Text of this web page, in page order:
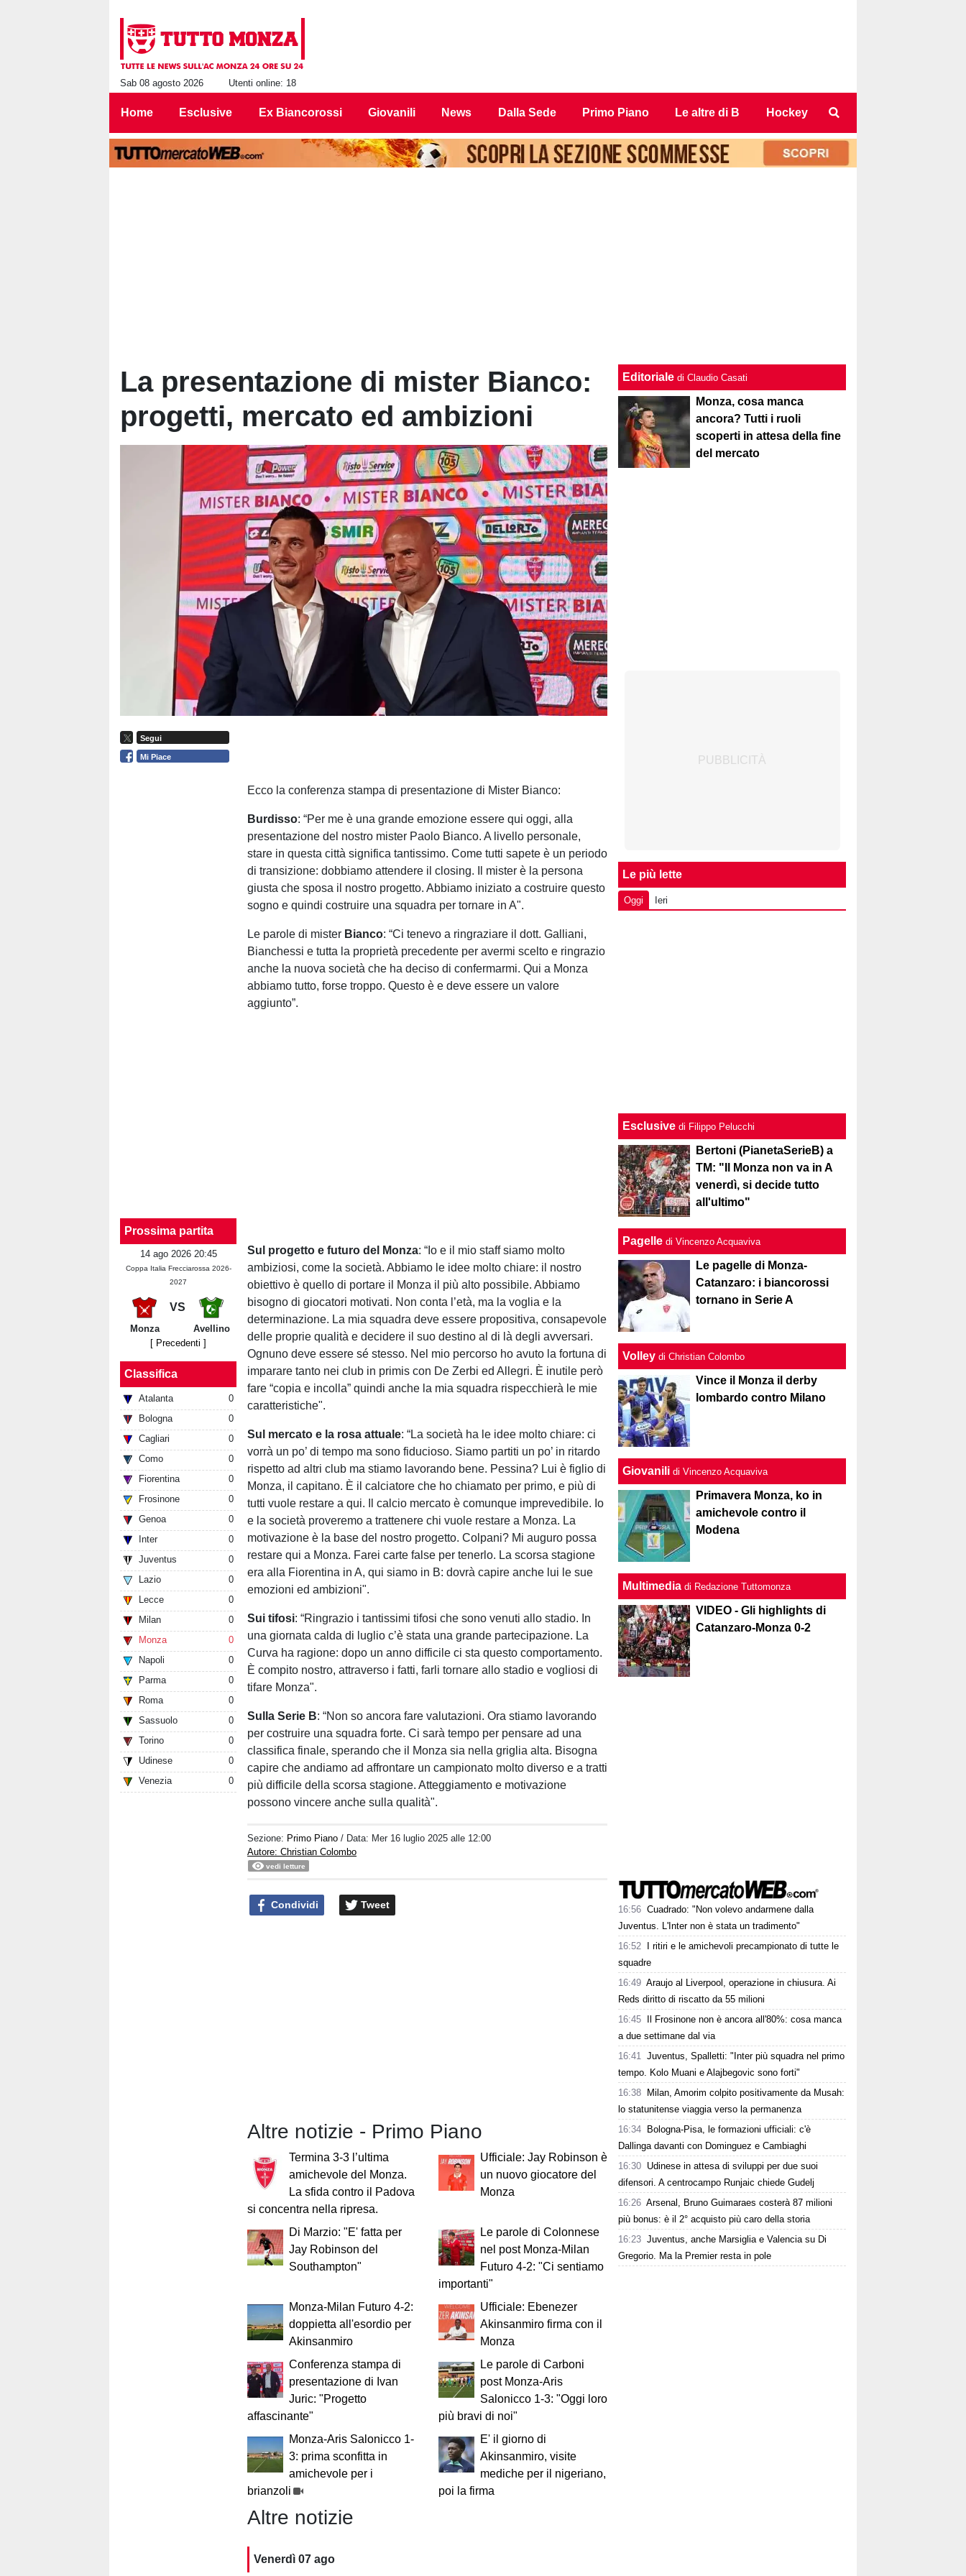
Sab 08 agosto 2026 Utenti online: 18
Home Esclusive Ex Biancorossi Giovanili News Dalla Sede Primo Piano Le altre di B Hockey
La presentazione di mister Bianco:
progetti, mercato ed ambizioni
Segui
Mi Piace
Prossima partita
14 ago 2026 20:45
Coppa Italia Frecciarossa 2026-
2027
VS
Monza
Avellino
[ Precedenti ]
Classifica
Atalanta
0
Bologna
0
Cagliari
0
Como
0
Fiorentina
0
Frosinone
0
Genoa
0
Inter
0
Juventus
0
Lazio
0
Lecce
0
Milan
0
Monza
0
Napoli
0
Parma
0
Roma
0
Sassuolo
0
Torino
0
Udinese
0
Venezia
0
Ecco la conferenza stampa di presentazione di Mister Bianco:
Burdisso: “Per me è una grande emozione essere qui oggi, alla
presentazione del nostro mister Paolo Bianco. A livello personale,
stare in questa città significa tantissimo. Come tutti sapete è un periodo
di transizione: dobbiamo attendere il closing. Il mister è la persona
giusta che sposa il nostro progetto. Abbiamo iniziato a costruire questo
sogno e quindi costruire una squadra per tornare in A".
Le parole di mister Bianco: “Ci tenevo a ringraziare il dott. Galliani,
Bianchessi e tutta la proprietà precedente per avermi scelto e ringrazio
anche la nuova società che ha deciso di confermarmi. Qui a Monza
abbiamo tutto, forse troppo. Questo è e deve essere un valore
aggiunto”.
Sul progetto e futuro del Monza: “Io e il mio staff siamo molto
ambiziosi, come la società. Abbiamo le idee molto chiare: il nostro
obiettivo è quello di portare il Monza il più alto possibile. Abbiamo
bisogno di giocatori motivati. Non conta l’età, ma la voglia e la
determinazione. La mia squadra deve essere propositiva, consapevole
delle proprie qualità e decidere il suo destino al di là degli avversari.
Ognuno deve essere sé stesso. Nel mio percorso ho avuto la fortuna di
imparare tanto nei club in primis con De Zerbi ed Allegri. È inutile però
fare “copia e incolla” quindi anche la mia squadra rispecchierà le mie
caratteristiche".
Sul mercato e la rosa attuale: “La società ha le idee molto chiare: ci
vorrà un po’ di tempo ma sono fiducioso. Siamo partiti un po’ in ritardo
rispetto ad altri club ma stiamo lavorando bene. Pessina? Lui è figlio di
Monza, il capitano. È il calciatore che ho chiamato per primo, e più di
tutti vuole restare a qui. Il calcio mercato è comunque imprevedibile. Io
e la società proveremo a trattenere chi vuole restare a Monza. La
motivazione è la base del nostro progetto. Colpani? Mi auguro possa
restare qui a Monza. Farei carte false per tenerlo. La scorsa stagione
era alla Fiorentina in A, qui siamo in B: dovrà capire anche lui le sue
emozioni ed ambizioni".
Sui tifosi: “Ringrazio i tantissimi tifosi che sono venuti allo stadio. In
una giornata calda di luglio c’è stata una grande partecipazione. La
Curva ha ragione: dopo un anno difficile ci sta questo comportamento.
È compito nostro, attraverso i fatti, farli tornare allo stadio e vogliosi di
tifare Monza".
Sulla Serie B: “Non so ancora fare valutazioni. Ora stiamo lavorando
per costruire una squadra forte. Ci sarà tempo per pensare ad una
classifica finale, sperando che il Monza sia nella griglia alta. Bisogna
capire che andiamo ad affrontare un campionato molto diverso e a tratti
più difficile della scorsa stagione. Atteggiamento e motivazione
possono vincere anche sulla qualità".
Sezione: Primo Piano / Data: Mer 16 luglio 2025 alle 12:00
Autore: Christian Colombo
vedi letture
Condividi Tweet
Altre notizie - Primo Piano
Termina 3-3 l’ultima
amichevole del Monza.
La sfida contro il Padova
si concentra nella ripresa.
Ufficiale: Jay Robinson è
un nuovo giocatore del
Monza
Di Marzio: "E' fatta per
Jay Robinson del
Southampton"
Le parole di Colonnese
nel post Monza-Milan
Futuro 4-2: "Ci sentiamo
importanti"
Monza-Milan Futuro 4-2:
doppietta all'esordio per
Akinsanmiro
Ufficiale: Ebenezer
Akinsanmiro firma con il
Monza
Conferenza stampa di
presentazione di Ivan
Juric: "Progetto
affascinante"
Le parole di Carboni
post Monza-Aris
Salonicco 1-3: "Oggi loro
più bravi di noi"
Monza-Aris Salonicco 1-
3: prima sconfitta in
amichevole per i
brianzoli
E' il giorno di
Akinsanmiro, visite
mediche per il nigeriano,
poi la firma
Altre notizie
Venerdì 07 ago
Editoriale di Claudio Casati
Monza, cosa manca
ancora? Tutti i ruoli
scoperti in attesa della fine
del mercato
Le più lette
Oggi Ieri
Esclusive di Filippo Pelucchi
Bertoni (PianetaSerieB) a
TM: "Il Monza non va in A
venerdì, si decide tutto
all'ultimo"
Pagelle di Vincenzo Acquaviva
Le pagelle di Monza-
Catanzaro: i biancorossi
tornano in Serie A
Volley di Christian Colombo
Vince il Monza il derby
lombardo contro Milano
Giovanili di Vincenzo Acquaviva
Primavera Monza, ko in
amichevole contro il
Modena
Multimedia di Redazione Tuttomonza
VIDEO - Gli highlights di
Catanzaro-Monza 0-2
16:56 Cuadrado: "Non volevo andarmene dalla
Juventus. L'Inter non è stata un tradimento"
16:52
I ritiri e le amichevoli precampionato di tutte le
squadre
16:49 Araujo al Liverpool, operazione in chiusura. Ai
Reds diritto di riscatto da 55 milioni
16:45
Il Frosinone non è ancora all'80%: cosa manca
a due settimane dal via
16:41 Juventus, Spalletti: "Inter più squadra nel primo
tempo. Kolo Muani e Alajbegovic sono forti"
16:38
Milan, Amorim colpito positivamente da Musah:
lo statunitense viaggia verso la permanenza
16:34
Bologna-Pisa, le formazioni ufficiali: c'è
Dallinga davanti con Dominguez e Cambiaghi
16:30 Udinese in attesa di sviluppi per due suoi
difensori. A centrocampo Runjaic chiede Gudelj
16:26 Arsenal, Bruno Guimaraes costerà 87 milioni
più bonus: è il 2° acquisto più caro della storia
16:23 Juventus, anche Marsiglia e Valencia su Di
Gregorio. Ma la Premier resta in pole